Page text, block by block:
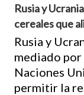
Rusia y
cereales que
Rusia y
mediado
Naciones
permitir la